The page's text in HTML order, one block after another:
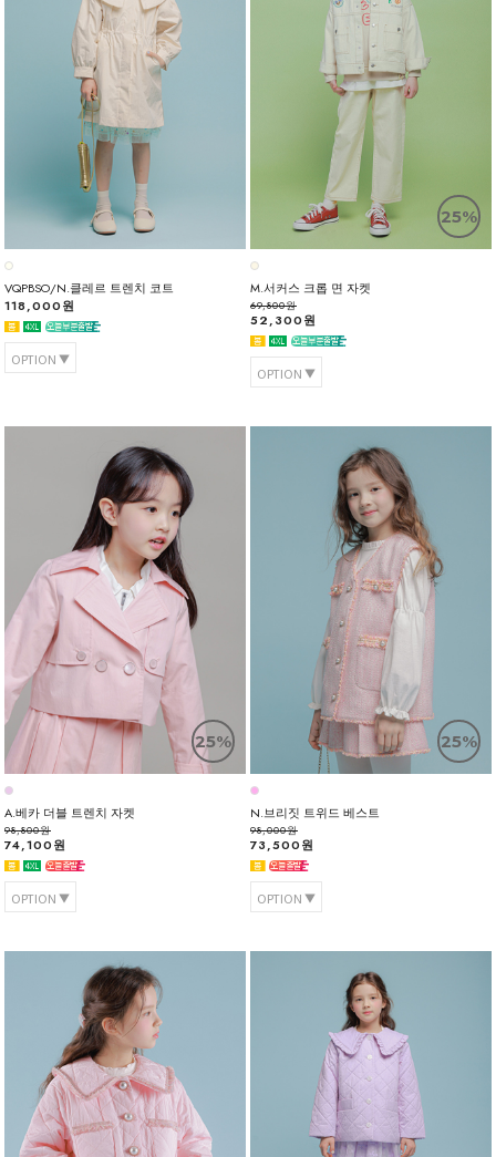
VQPBSO/N.클레르 트렌치 코트
118,000원
OPTION
25%
M.서커스 크롭 면 자켓
69,800원
52,300원
OPTION
25%
A.베카 더블 트렌치 자켓
98,800원
74,100원
OPTION
25%
N.브리짓 트위드 베스트
98,000원
73,500원
OPTION